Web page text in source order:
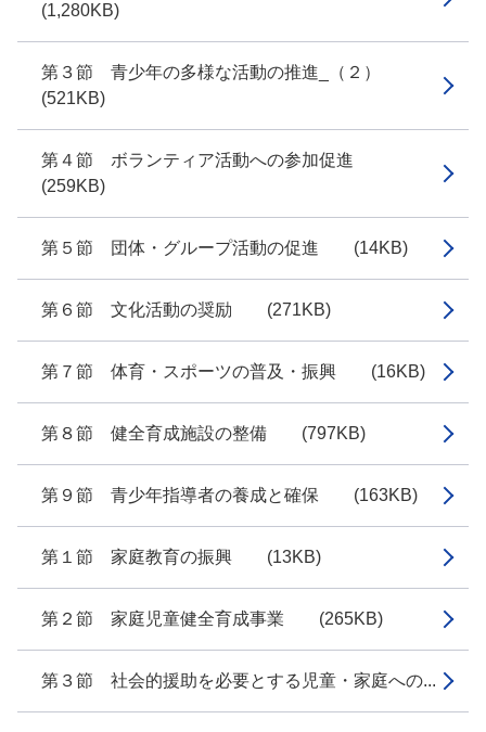
(1,280KB)
第３節 青少年の多様な活動の推進_（２）
(521KB)
第４節 ボランティア活動への参加促進
(259KB)
第５節 団体・グループ活動の促進 (14KB)
第６節 文化活動の奨励 (271KB)
第７節 体育・スポーツの普及・振興 (16KB)
第８節 健全育成施設の整備 (797KB)
第９節 青少年指導者の養成と確保 (163KB)
第１節 家庭教育の振興 (13KB)
第２節 家庭児童健全育成事業 (265KB)
第３節 社会的援助を必要とする児童・家庭への...